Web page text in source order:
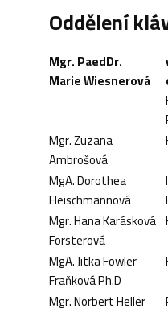
Oddělení
Mgr. PaedDr.
Marie Wiesnerová
Mgr. Zuzana
Ambrošová
MgA. Dorothea
Fleischmannová
Mgr. Hana Karásková
Forsterová
MgA. Jitka Fowler
Fraňková Ph.D
Mgr. Norbert Heller